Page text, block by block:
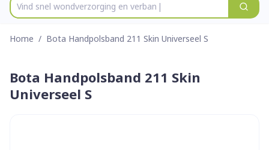
Product, merk, categorie...
Vind snel wondverzorging e Zoek
Home / Bota Handpolsband 211 Skin Universeel S
Bota Handpolsband 211 Skin
Universeel S